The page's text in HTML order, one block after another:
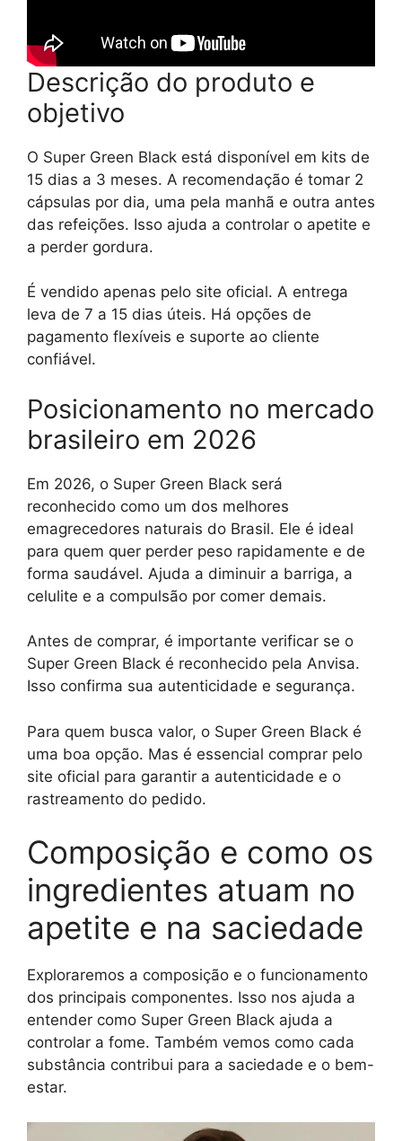
Descrição do produto e
objetivo
O Super Green Black está disponível em kits de
15 dias a 3 meses. A recomendação é tomar 2
cápsulas por dia, uma pela manhã e outra antes
das refeições. Isso ajuda a controlar o apetite e
a perder gordura.
É vendido apenas pelo site oficial. A entrega
leva de 7 a 15 dias úteis. Há opções de
pagamento flexíveis e suporte ao cliente
confiável.
Posicionamento no mercado
brasileiro em 2026
Em 2026, o Super Green Black será
reconhecido como um dos melhores
emagrecedores naturais do Brasil. Ele é ideal
para quem quer perder peso rapidamente e de
forma saudável. Ajuda a diminuir a barriga, a
celulite e a compulsão por comer demais.
Antes de comprar, é importante verificar se o
Super Green Black é reconhecido pela Anvisa.
Isso confirma sua autenticidade e segurança.
Para quem busca valor, o Super Green Black é
uma boa opção. Mas é essencial comprar pelo
site oficial para garantir a autenticidade e o
rastreamento do pedido.
Composição e como os
ingredientes atuam no
apetite e na saciedade
Exploraremos a composição e o funcionamento
dos principais componentes. Isso nos ajuda a
entender como Super Green Black ajuda a
controlar a fome. Também vemos como cada
substância contribui para a saciedade e o bem-
estar.